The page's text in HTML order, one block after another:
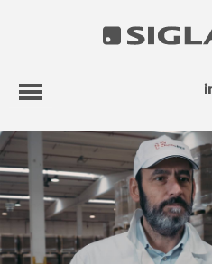
HIGHLIGHTS
PROJECTS
SIGLACOM